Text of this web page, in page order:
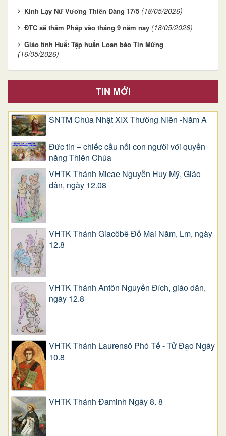
Kinh Lạy Nữ Vương Thiên Đàng 17/5 (18/05/2026)
ĐTC sẽ thăm Pháp vào tháng 9 năm nay (18/05/2026)
Giáo tỉnh Huế: Tập huấn Loan báo Tin Mừng
(16/05/2026)
TIN MỚI
SNTM Chúa Nhật XIX Thường Niên -Năm A
Đức tin – chiếc cầu nối con người với quyền
năng Thiên Chúa
VHTK Thánh Micae Nguyễn Huy Mỹ, Giáo
dân, ngày 12.08
VHTK Thánh Giacôbê Ðỗ Mai Năm, Lm, ngày
12.8
VHTK Thánh Antôn Nguyễn Ðích, giáo dân,
ngày 12.8
VHTK Thánh Laurensô Phó Tế - Tử Đạo Ngày
10.8
VHTK Thánh Đaminh Ngày 8. 8